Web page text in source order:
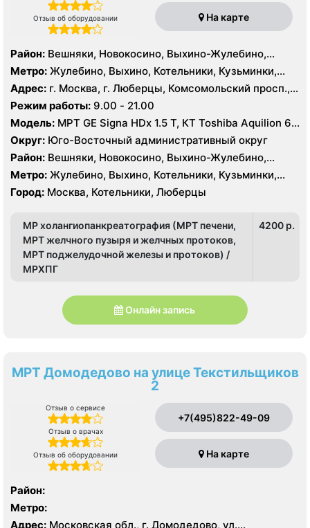
Отзыв об оборудовании На карте
Район: Вешняки, Новокосино, Выхино-Жулебино,
Кузьминки
Метро: Жулебино, Выхино, Котельники, Кузьминки,
Лермонтовский проспект, Новокосино, Рязанский
проспект, Косино, Лухмановская, Окская, Улица
Дмитриевского, Юго-Восточная, Некрасовка
Адрес: г. Москва, г. Люберцы, Комсомольский просп.,
11Б
Режим работы: 9.00 - 21.00
Модель: МРТ GE Signa HDx 1.5 T, КТ Toshiba Aquilion 64
среза, УЗИ GE Logiq 7
Округ: Юго-Восточный административный округ
Район: Вешняки, Новокосино, Выхино-Жулебино,
Кузьминки
Метро: Жулебино, Выхино, Котельники, Кузьминки,
Лермонтовский проспект, Новокосино, Рязанский
проспект, Косино, Лухмановская, Окская, Улица
Город: Москва, Котельники, Люберцы
МР холангиопанкреатография (МРТ печени,
МРТ желчного пузыря и желчных протоков,
МРТ поджелудочной железы и протоков) /
МРХПГ
4200 p.
Онлайн запись
МРТ Домодедово на улице Текстильщиков
2
Отзыв о сервисе
Отзыв о врачах
Отзыв об оборудовании
+7(495)822-49-09
На карте
Район:
Метро:
Адрес: Московская обл., г. Домодедово, ул.